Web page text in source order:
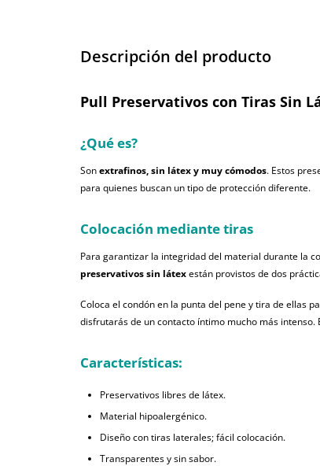
Descripción del producto
Pull Preservativos con Tiras Sin
¿Qué es?
Sonextrafinos, sin látex y muy cómodos. Estos
para quienes buscan un tipo de protección diferente.
Colocación mediante tiras
Para garantizar la integridad del material durante la
preservativos sin látexestán provistos de dos
Coloca el condón en la punta del pene y tira de ellas
disfrutarás de un contacto íntimo mucho más
Características:
Preservativos libres de látex.
Material hipoalergénico.
Diseño con tiras laterales; fácil colocación.
Transparentes y sin sabor.